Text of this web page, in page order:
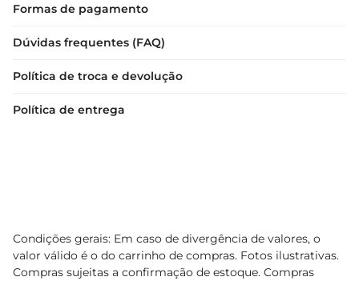
Formas de pagamento
Dúvidas frequentes (FAQ)
Política de troca e devolução
Política de entrega
Condições gerais: Em caso de divergência de valores, o
valor válido é o do carrinho de compras. Fotos ilustrativas.
Compras sujeitas a confirmação de estoque. Compras